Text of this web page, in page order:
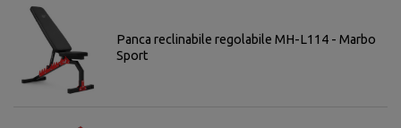
Panca reclinabile regolabile MH-L114 - Marbo
Sport